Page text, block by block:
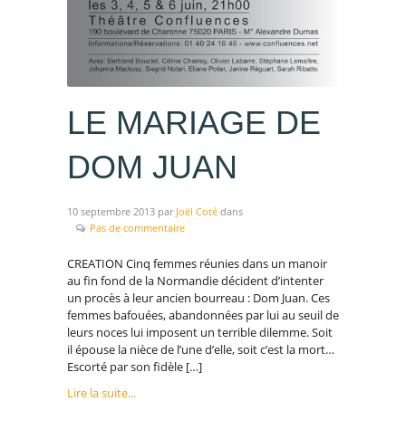
LE MARIAGE DE
DOM JUAN
10 septembre 2013 par Joël Coté dans
Pas de commentaire
CREATION Cinq femmes réunies dans un manoir
au fin fond de la Normandie décident d’intenter
un procès à leur ancien bourreau : Dom Juan. Ces
femmes bafouées, abandonnées par lui au seuil de
leurs noces lui imposent un terrible dilemme. Soit
il épouse la nièce de l’une d’elle, soit c’est la mort…
Escorté par son fidèle […]
Lire la suite...